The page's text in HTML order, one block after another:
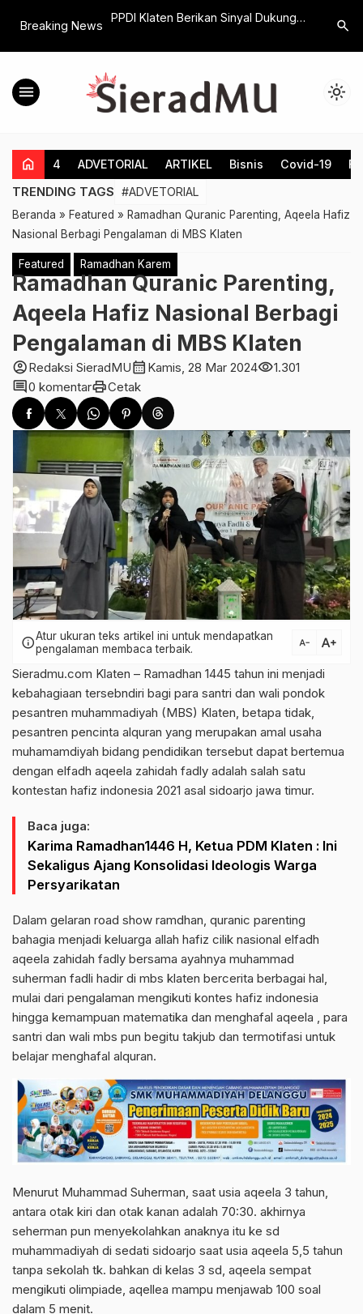
Breaking News
PPDI Klaten Berikan Sinyal Dukungan
Ke Yoga Hardaya Nyabup Asal Ada
Visi Ini
Sidang Paripurna DPRD
2025, Ini Tanggapan Wabup
search
menu light_mode
home 4 ADVETORIAL ARTIKEL Bisnis Covid-19
TRENDING TAGS #ADVETORIAL
Beranda » Featured » Ramadhan Quranic Parenting, Aqeela Hafiz
Nasional Berbagi Pengalaman di MBS Klaten
Featured Ramadhan Karem
Ramadhan Quranic Parenting,
Aqeela Hafiz Nasional Berbagi
Pengalaman di MBS Klaten
account_circleRedaksi SieradMUcalendar_month Kamis, 28 Mar 2024visibility1.301
comment0 komentarprintCetak
infoAtur ukuran teks artikel ini untuk mendapatkan
pengalaman membaca terbaik.
text_decrease text_increase
Sieradmu.com Klaten – Ramadhan 1445 tahun ini menjadi
kebahagiaan tersebndiri bagi para santri dan wali pondok
pesantren muhammadiyah (MBS) Klaten, betapa tidak,
pesantren pencinta alquran yang merupakan amal usaha
muhamamdiyah bidang pendidikan tersebut dapat bertemua
dengan elfadh aqeela zahidah fadly adalah salah satu
kontestan hafiz indonesia 2021 asal sidoarjo jawa timur.
Baca juga:
Karima Ramadhan1446 H, Ketua PDM Klaten : Ini
Sekaligus Ajang Konsolidasi Ideologis Warga
Persyarikatan
Dalam gelaran road show ramdhan, quranic parenting
bahagia menjadi keluarga allah hafiz cilik nasional elfadh
aqeela zahidah fadly bersama ayahnya muhammad
suherman fadli hadir di mbs klaten bercerita berbagai hal,
mulai dari pengalaman mengikuti kontes hafiz indonesia
hingga kemampuan matematika dan menghafal aqeela , para
santri dan wali mbs pun begitu takjub dan termotifasi untuk
belajar menghafal alquran.
Menurut Muhammad Suherman, saat usia aqeela 3 tahun,
antara otak kiri dan otak kanan adalah 70:30. akhirnya
seherman pun menyekolahkan anaknya itu ke sd
muhammadiyah di sedati sidoarjo saat usia aqeela 5,5 tahun
tanpa sekolah tk. bahkan di kelas 3 sd, aqeela sempat
mengikuti olimpiade, aqellea mampu menjawab 100 soal
dalam 5 menit.